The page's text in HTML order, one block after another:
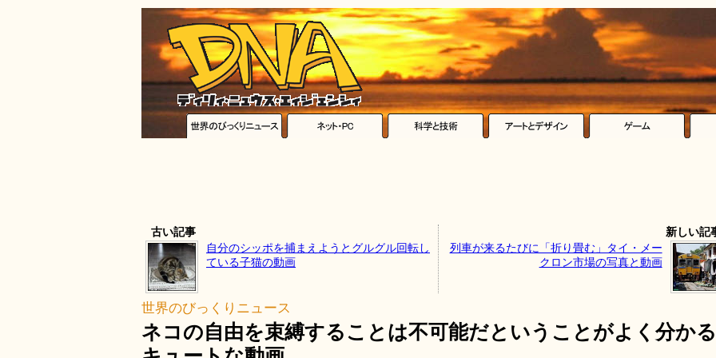
古い記事
自分のシッポを捕まえようとグルグル回転し
ている子猫の動画
新しい記
列車が来るたびに「折り畳む」タイ・メー
クロン市場の写真と動画
世界のびっくりニュース
ネコの自由を束縛することは不可能だということがよく分かる